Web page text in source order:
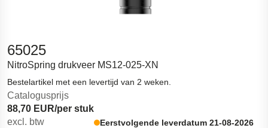
65025
NitroSpring drukveer MS12-025-XN
Bestelartikel met een levertijd van 2 weken.
Catalogusprijs
88,70 EUR/per stuk
excl. btw
Eerstvolgende leverdatum 21-08-2026